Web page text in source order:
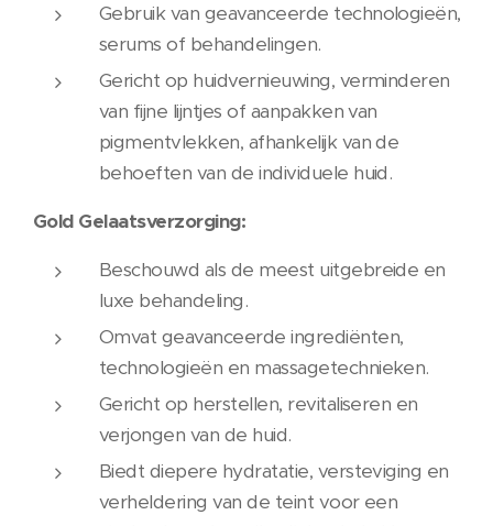
Gebruik van geavanceerde technologieën,
serums of behandelingen.
Gericht op huidvernieuwing, verminderen
van fijne lijntjes of aanpakken van
pigmentvlekken, afhankelijk van de
behoeften van de individuele huid.
Gold Gelaatsverzorging:
Beschouwd als de meest uitgebreide en
luxe behandeling.
Omvat geavanceerde ingrediënten,
technologieën en massagetechnieken.
Gericht op herstellen, revitaliseren en
verjongen van de huid.
Biedt diepere hydratatie, versteviging en
verheldering van de teint voor een